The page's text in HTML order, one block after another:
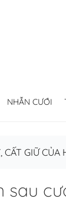
NHẪN CƯỚI
CẤT GIỮ CỦA
sau